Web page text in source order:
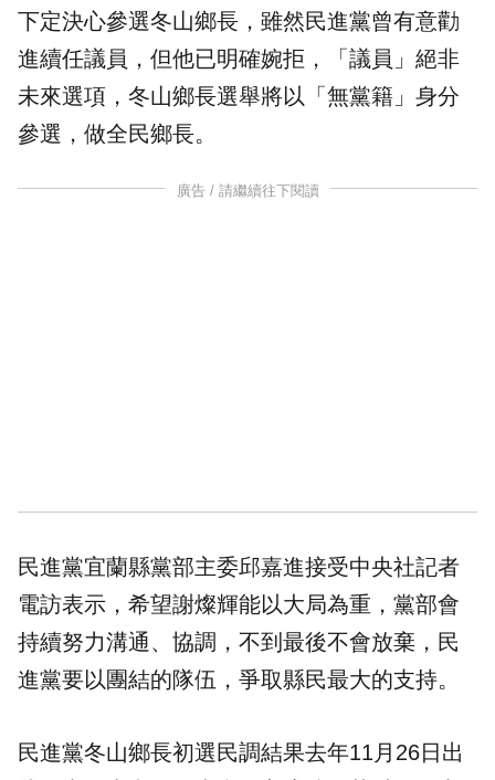
下定決心參選冬山鄉長，雖然民進黨曾有意勸
進續任議員，但他已明確婉拒，「議員」絕非
未來選項，冬山鄉長選舉將以「無黨籍」身分
參選，做全民鄉長。
廣告 / 請繼續往下閱讀
民進黨宜蘭縣黨部主委邱嘉進接受中央社記者
電訪表示，希望謝燦輝能以大局為重，黨部會
持續努力溝通、協調，不到最後不會放棄，民
進黨要以團結的隊伍，爭取縣民最大的支持。
民進黨冬山鄉長初選民調結果去年11月26日出